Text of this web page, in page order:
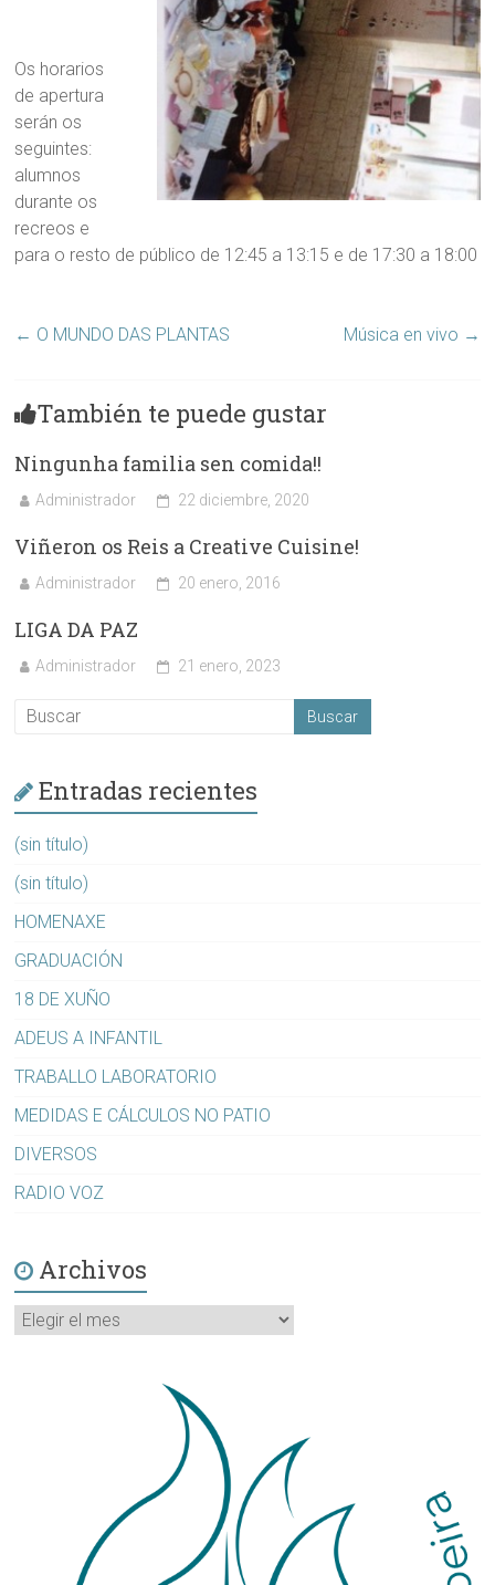
Os horarios
de apertura
serán os
seguintes:
alumnos
durante os
recreos e
para o resto de público de 12:45 a 13:15 e de 17:30 a 18:00
← O MUNDO DAS PLANTAS Música en vivo →
También te puede gustar
Ningunha familia sen comida!!
Administrador 22 diciembre, 2020
Viñeron os Reis a Creative Cuisine!
Administrador 20 enero, 2016
LIGA DA PAZ
Administrador 21 enero, 2023
Entradas recientes
(sin título)
(sin título)
HOMENAXE
GRADUACIÓN
18 DE XUÑO
ADEUS A INFANTIL
TRABALLO LABORATORIO
MEDIDAS E CÁLCULOS NO PATIO
DIVERSOS
RADIO VOZ
Archivos
Archivos